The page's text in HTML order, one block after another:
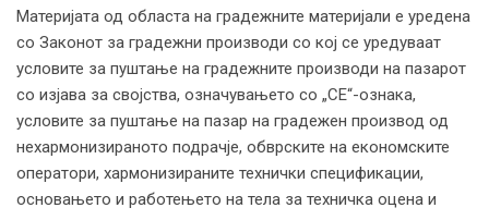
Материјата од областа на градежните материјали е уредена
со Законот за градежни производи со кој се уредуваат
условите за пуштање на градежните производи на пазарот
со изјава за својства, означувањето со „СЕ“-ознака,
условите за пуштање на пазар на градежен производ од
нехармонизираното подрачје, обврските на економските
оператори, хармонизираните технички спецификации,
основањето и работењето на тела за техничка оцена и